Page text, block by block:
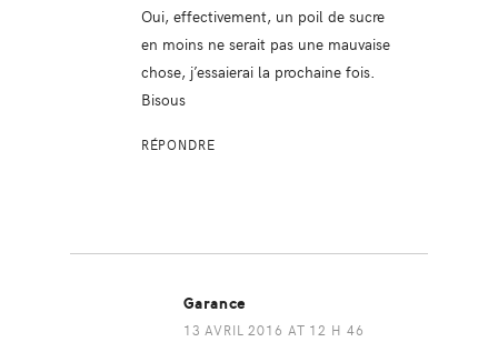
Oui, effectivement, un poil de sucre
en moins ne serait pas une mauvaise
chose, j’essaierai la prochaine fois.
Bisous
RÉPONDRE
Garance
13 AVRIL 2016 AT 12 H 46